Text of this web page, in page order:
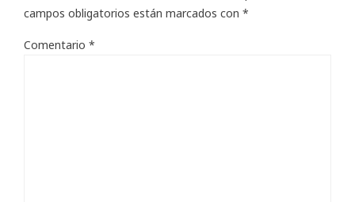
campos obligatorios están marcados con *
Comentario *